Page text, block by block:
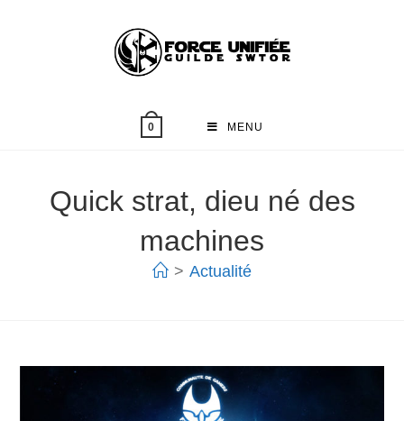
0 MENU
Quick strat, dieu né des
machines
> Actualité